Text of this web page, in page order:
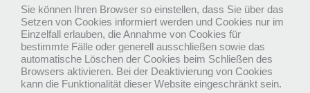
Sie können Ihren Browser so einstellen, dass Sie über das
Setzen von Cookies informiert werden und Cookies nur im
Einzelfall erlauben, die Annahme von Cookies für
bestimmte Fälle oder generell ausschließen sowie das
automatische Löschen der Cookies beim Schließen des
Browsers aktivieren. Bei der Deaktivierung von Cookies
kann die Funktionalität dieser Website eingeschränkt sein.